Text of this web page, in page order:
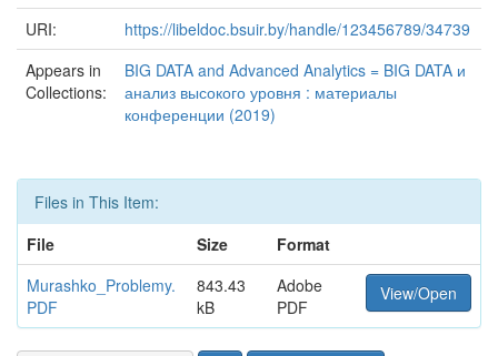
URI:
https://libeldoc.bsuir.by/handle/123456789/34739
Appears in
Collections:
BIG DATA and Advanced Analytics = BIG DATA и
анализ высокого уровня : материалы
конференции (2019)
Files in This Item:
File
Size
Format
Murashko_Problemy.
PDF
843.43
kB
Adobe
PDF
View/Open